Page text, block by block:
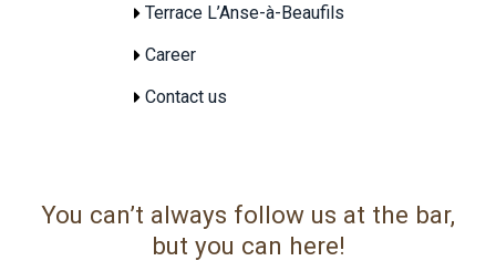
Terrace L’Anse-à-Beaufils
Career
Contact us
You can’t always follow us at the bar,
but you can here!